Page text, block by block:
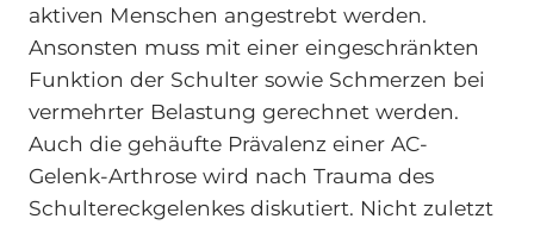
aktiven Menschen angestrebt werden.
Ansonsten muss mit einer eingeschränkten
Funktion der Schulter sowie Schmerzen bei
vermehrter Belastung gerechnet werden.
Auch die gehäufte Prävalenz einer AC-
Gelenk-Arthrose wird nach Trauma des
Schultereckgelenkes diskutiert. Nicht zuletzt